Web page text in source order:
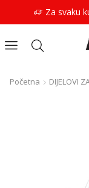
Za svaku
Početna DIJELOVI